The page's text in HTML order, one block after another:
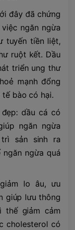
đây đã chứng
ngăn ngừa
tuyến tiền liệt,
ruột kết. Dầu
triển ung thư
mạnh đổng
bào có hại.
dầu cá có
ngăn ngừa
sản sinh ra
ngừa quá
lo âu, ưu
giúp lưu thông
thế giảm cảm
cholesterol có